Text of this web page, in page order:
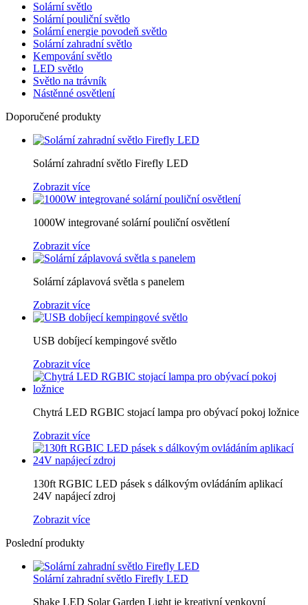
Solární světlo
Solární pouliční světlo
Solární energie povodeň světlo
Solární zahradní světlo
Kempování světlo
LED světlo
Světlo na trávník
Nástěnné osvětlení
Doporučené produkty
Solární zahradní světlo Firefly LED
Zobrazit více
1000W integrované solární pouliční osvětlení
Zobrazit více
Solární záplavová světla s panelem
Zobrazit více
USB dobíjecí kempingové světlo
Zobrazit více
Chytrá LED RGBIC stojací lampa pro obývací pokoj ložnice
Zobrazit více
130ft RGBIC LED pásek s dálkovým ovládáním aplikací
24V napájecí zdroj
Zobrazit více
Poslední produkty
Solární zahradní světlo Firefly LED
Shake LED Solar Garden Light je kreativní venkovní